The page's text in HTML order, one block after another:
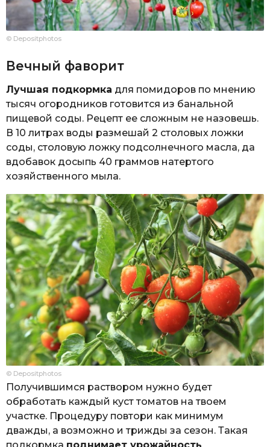
© Depositphotos
Вечный фаворит
Лучшая подкормка для помидоров по мнению
тысяч огородников готовится из банальной
пищевой соды. Рецепт ее сложным не назовешь.
В 10 литрах воды размешай 2 столовых ложки
соды, столовую ложку подсолнечного масла, да
вдобавок досыпь 40 граммов натертого
хозяйственного мыла.
© Depositphotos
Получившимся раствором нужно будет
обработать каждый куст томатов на твоем
участке. Процедуру повтори как минимум
дважды, а возможно и трижды за сезон. Такая